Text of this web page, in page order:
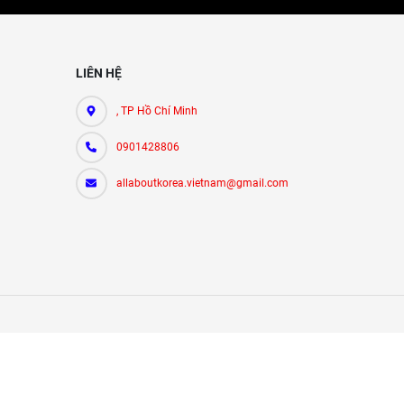
LIÊN HỆ
, TP Hồ Chí Minh
0901428806
allaboutkorea.vietnam@gmail.com